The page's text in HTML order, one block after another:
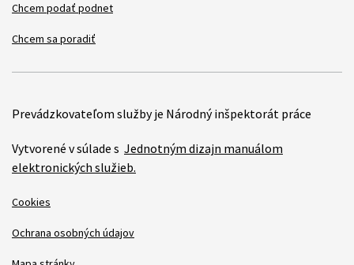
Chcem podať podnet
Chcem sa poradiť
Prevádzkovateľom služby je Národný inšpektorát práce
Vytvorené v súlade s Jednotným dizajn manuálom
elektronických služieb.
Cookies
Ochrana osobných údajov